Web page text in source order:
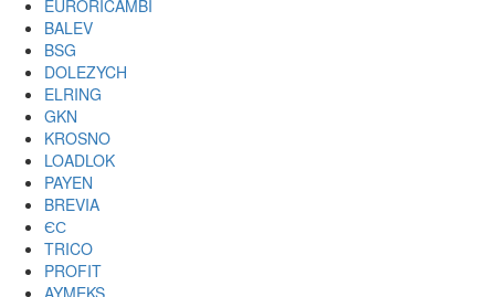
EURORICAMBI
BALEV
BSG
DOLEZYCH
ELRING
GKN
KROSNO
LOADLOK
PAYEN
BREVIA
ЄС
TRICO
PROFIT